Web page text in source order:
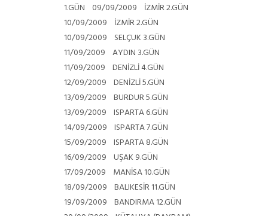
1.GÜN 09/09/2009 İZMİR2.GÜN
10/09/2009 İZMİR2.GÜN
10/09/2009 SELÇUK 3.GÜN
11/09/2009 AYDIN 3.GÜN
11/09/2009 DENİZLİ4.GÜN
12/09/2009 DENİZLİ5.GÜN
13/09/2009 BURDUR5.GÜN
13/09/2009 ISPARTA6.GÜN
14/09/2009 ISPARTA7.GÜN
15/09/2009 ISPARTA8.GÜN
16/09/2009 UŞAK 9.GÜN
17/09/2009 MANİSA10.GÜN
18/09/2009 BALIKESİR11.GÜN
19/09/2009 BANDIRMA12.GÜN